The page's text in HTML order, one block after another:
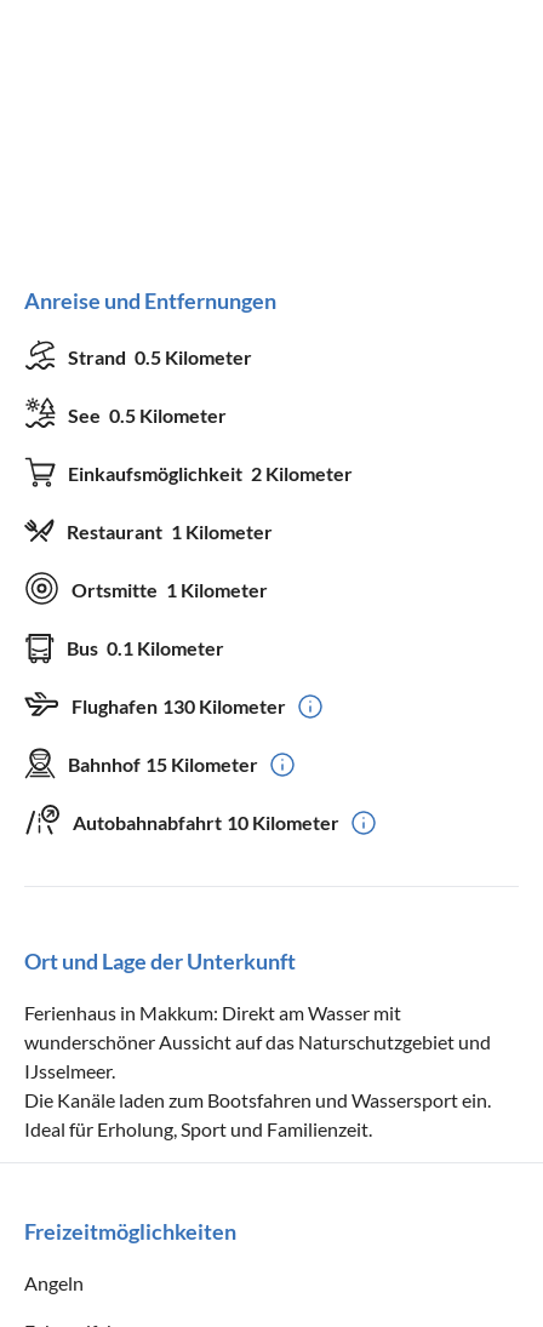
Anreise und Entfernungen
Strand 0.5 Kilometer
See 0.5 Kilometer
Einkaufsmöglichkeit 2 Kilometer
Restaurant 1 Kilometer
Ortsmitte 1 Kilometer
Bus 0.1 Kilometer
Flughafen 130 Kilometer
Bahnhof 15 Kilometer
Autobahnabfahrt 10 Kilometer
Ort und Lage der Unterkunft
Ferienhaus in Makkum: Direkt am Wasser mit
wunderschöner Aussicht auf das Naturschutzgebiet und
IJsselmeer.
Die Kanäle laden zum Bootsfahren und Wassersport ein.
Ideal für Erholung, Sport und Familienzeit.
Freizeitmöglichkeiten
Angeln